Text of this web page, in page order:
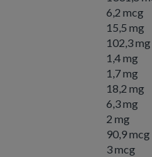
6,2 mcg
15,5 mg
102,3 mg
1,4 mg
1,7 mg
18,2 mg
6,3 mg
2 mg
90,9 mcg
3 mcg